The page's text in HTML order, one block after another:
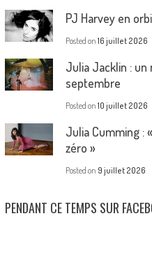
PJ Harvey en
Posted on 16 juillet 2026
Julia Jacklin : un
septembre
Posted on 10 juillet 2026
Julia Cumming :
zéro »
Posted on 9 juillet 2026
PENDANT CE TEMPS SUR